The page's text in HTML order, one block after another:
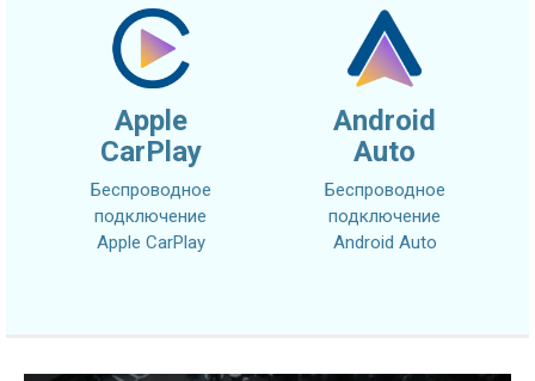
Apple
CarPlay
Беспроводное
подключение
Apple CarPlay
Android
Auto
Беспроводное
подключение
Android Auto